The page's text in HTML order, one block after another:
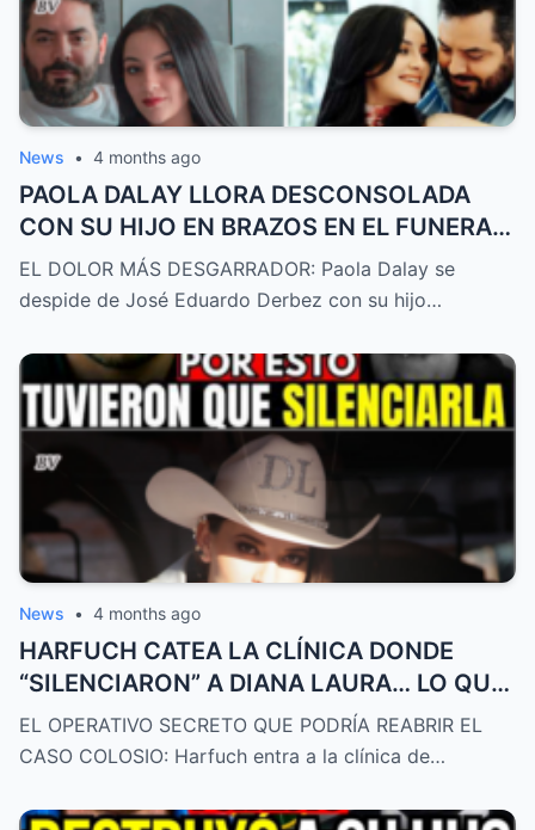
News • 4 months ago
PAOLA DALAY LLORA DESCONSOLADA
CON SU HIJO EN BRAZOS EN EL FUNERAL
DE JOSÉ EDUARDO DERBEZ
EL DOLOR MÁS DESGARRADOR: Paola Dalay se
despide de José Eduardo Derbez con su hijo…
News • 4 months ago
HARFUCH CATEA LA CLÍNICA DONDE
“SILENCIARON” A DIANA LAURA… LO QUE
DESCUBRIÓ ES ATROZ
EL OPERATIVO SECRETO QUE PODRÍA REABRIR EL
CASO COLOSIO: Harfuch entra a la clínica de…